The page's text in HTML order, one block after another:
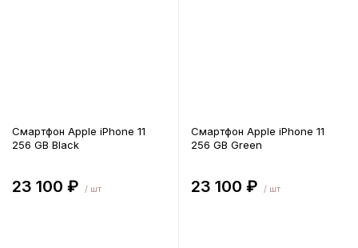
Смартфон Apple iPhone 11
256 GB Black
23 100 ₽ / шт
Смартфон Apple iPhone 11
256 GB Green
23 100 ₽ / шт